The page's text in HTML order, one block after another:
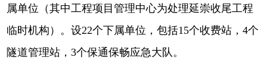
属单位（其中工程项目管理中心为处理延崇收尾工程
临时机构）。设22个下属单位，包括15个收费站，4个
隧道管理站，3个保通保畅应急大队。